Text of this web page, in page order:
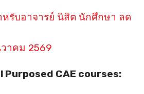
รับอาจารย์ นิสิต นักศึกษา ลด
าคม 2569
Purposed CAE courses: